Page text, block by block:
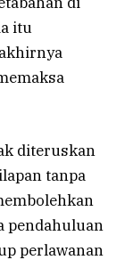
itu
diteruskan
tanpa
pendahuluan
perlawanan